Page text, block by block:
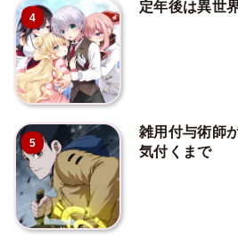
4
定年後は異世
5
雑用付与術師
気付くまで